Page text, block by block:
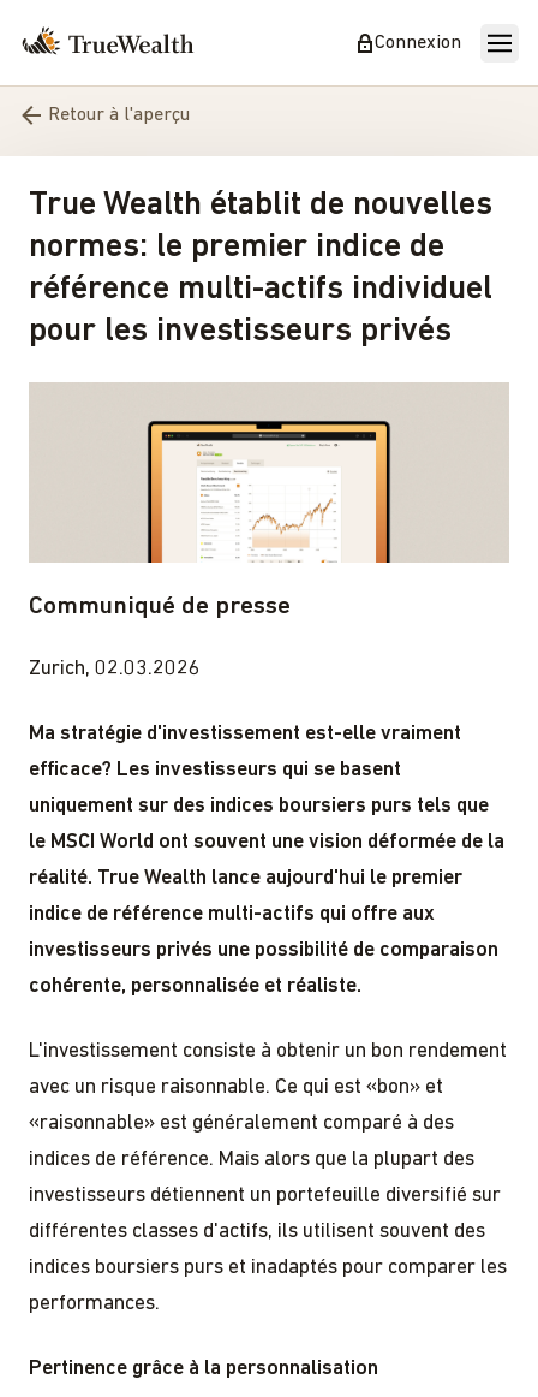
Connexion
Retour à l'aperçu
True Wealth établit de nouvelles
normes: le premier indice de
référence multi-actifs individuel
pour les investisseurs privés
Communiqué de presse
Zurich, 02.03.2026
Ma stratégie d'investissement est-elle vraiment
efficace? Les investisseurs qui se basent
uniquement sur des indices boursiers purs tels que
le MSCI World ont souvent une vision déformée de la
réalité. True Wealth lance aujourd'hui le premier
indice de référence multi-actifs qui offre aux
investisseurs privés une possibilité de comparaison
cohérente, personnalisée et réaliste.
L'investissement consiste à obtenir un bon rendement
avec un risque raisonnable. Ce qui est «bon» et
«raisonnable» est généralement comparé à des
indices de référence. Mais alors que la plupart des
investisseurs détiennent un portefeuille diversifié sur
différentes classes d'actifs, ils utilisent souvent des
indices boursiers purs et inadaptés pour comparer les
performances.
Pertinence grâce à la personnalisation